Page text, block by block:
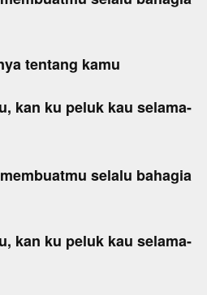
tentang kamu
kan ku peluk kau selama-
selalu bahagia
kan ku peluk kau selama-